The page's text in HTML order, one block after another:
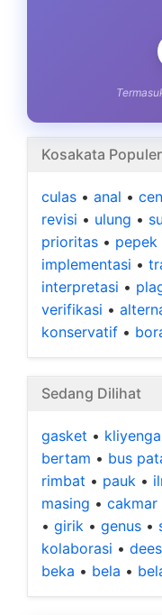
Kosakata Populer
culas • anal •
revisi • ulung •
prioritas • pepek
implementasi •
interpretasi •
verifikasi •
konservatif •
Sedang Dilihat
gasket •
bertam • bus
rimbat • pauk •
masing • cakmar
• girik • genus •
kolaborasi •
beka • bela •